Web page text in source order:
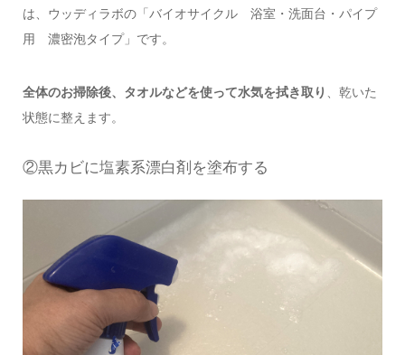
は、ウッディラボの「バイオサイクル 浴室・洗面台・パイプ
用 濃密泡タイプ」です。
全体のお掃除後、タオルなどを使って水気を拭き取り
、乾いた
状態に整えます。
②黒カビに塩素系漂白剤を塗布する